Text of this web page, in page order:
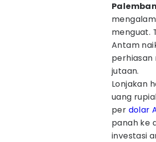
menguat.
Antam
perhiasan
jutaan.
Lonjakan
uang
per dolar
panah ke
investasi